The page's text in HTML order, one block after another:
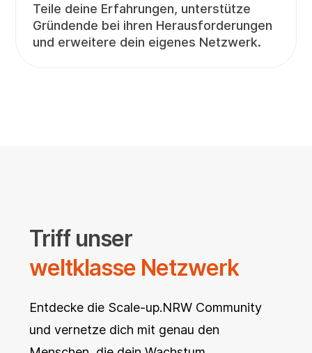
Teile deine Erfahrungen, unterstütze
Gründende bei ihren Herausforderungen
und erweitere dein eigenes Netzwerk.
Triff unser
weltklasse Netzwerk
Entdecke die Scale-up.NRW Community
und vernetze dich mit genau den